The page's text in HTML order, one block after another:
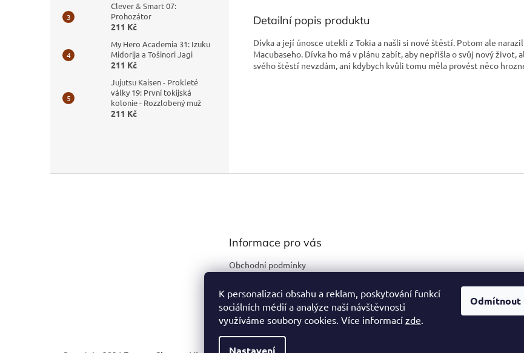
K personalizaci obsahu a reklam, poskytování funkcí
sociálních médií a analýze naší návštěvnosti
využíváme soubory cookies. Více informací zde.
Nastavení
Odmítnout
Clever & Smart 07:
Prohozátor
211 Kč
My Hero Academia 31: Izuku
Midorija a Tošinori Jagi
211 Kč
Jujutsu Kaisen - Prokleté
války 19: První tokijská
kolonie - Rozzlobený muž
211 Kč
Detailní popis produktu
Dívka a její únosce utekli z Tokia a našli si nové štěstí. Potom ale
Macubaseho. Dívka ho má v plánu zabít, aby nepřišla o svůj nový
svého štěstí nevzdám, ani kdybych kvůli tomu měla provést něco
Informace pro vás
Obchodní podmínky
údajů
Kontakty